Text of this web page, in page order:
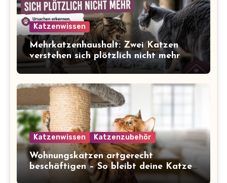
Katzenwissen
Mehrkatzenhaushalt: Zwei Katzen
verstehen sich plötzlich nicht mehr
Katzenwissen Katzenzubehör
Wohnungskatzen artgerecht
beschäftigen – So bleibt deine Katze
glücklich und gesund